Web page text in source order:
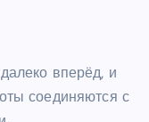
вперёд, и
соединяются с